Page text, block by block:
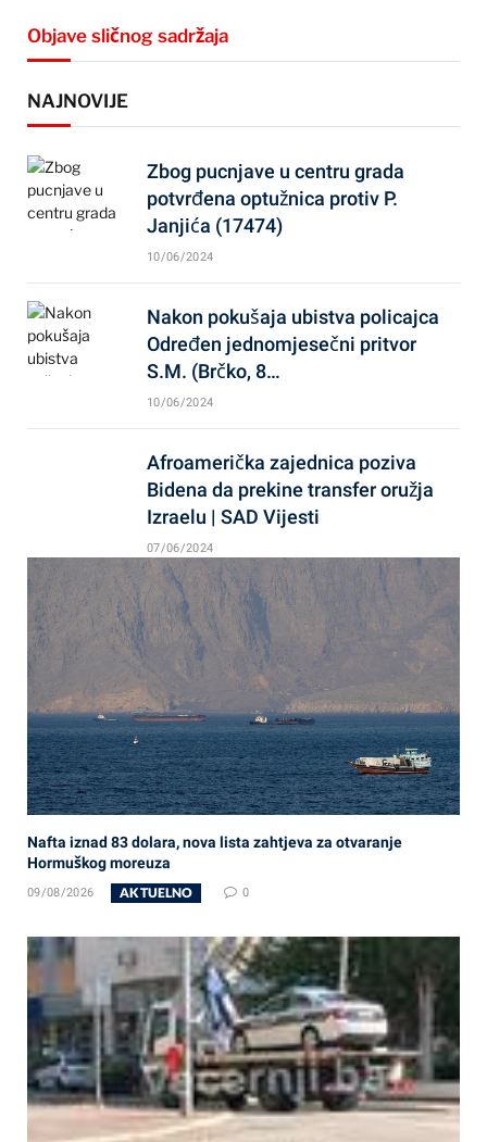
Objave sličnog sadržaja
NAJNOVIJE
Zbog pucnjave u centru grada
potvrđena optužnica protiv P.
Janjića (17474)
10/06/2024
Nakon pokušaja ubistva policajca
Određen jednomjesečni pritvor
S.M. (Brčko, 8…
10/06/2024
Afroamerička zajednica poziva
Bidena da prekine transfer oružja
Izraelu | SAD Vijesti
07/06/2024
Nafta iznad 83 dolara, nova lista zahtjeva za otvaranje
Hormuškog moreuza
09/08/2026 AKTUELNO 0